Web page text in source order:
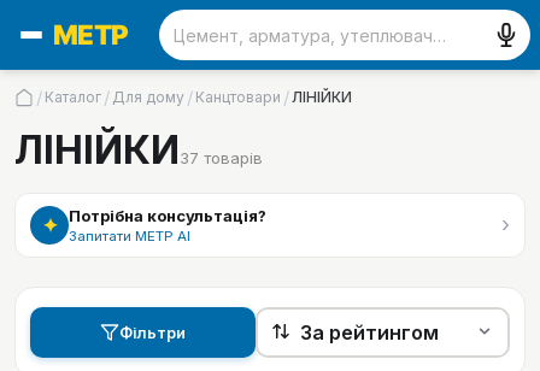
/ Каталог / Для дому / Канцтовари / ЛІНІЙКИ
ЛІНІЙКИ37 товарів
✦ Потрібна консультація?
Запитати МЕТР АІ ›
Фільтри